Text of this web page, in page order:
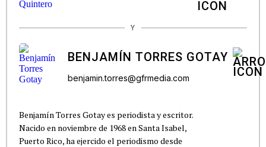
Y
BENJAMÍN TORRES GOTAY
benjamin.torres@gfrmedia.com
Benjamín Torres Gotay es periodista y escritor.
Nacido en noviembre de 1968 en Santa Isabel,
Puerto Rico, ha ejercido el periodismo desde